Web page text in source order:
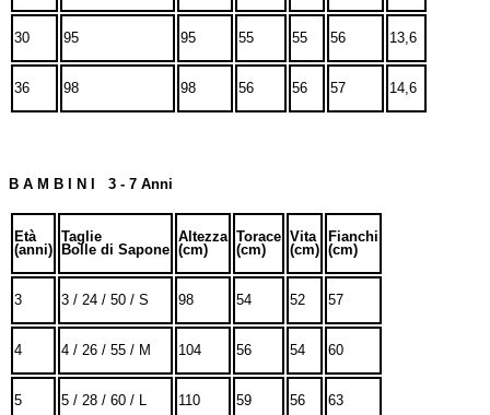
30 95 95 55 55 56 13,6
36 98 98 56 56 57 14,6
B A M B I N I 3 - 7 Anni
Età
(anni)
Taglie
Bolle di Sapone
Altezza
(cm)
Torace
(cm)
Vita
(cm)
Fianchi
(cm)
3 3 / 24 / 50 / S 98 54 52 57
4 4 / 26 / 55 / M 104 56 54 60
5 5 / 28 / 60 / L 110 59 56 63